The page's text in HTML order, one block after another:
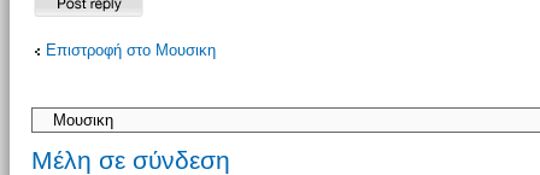
Δημιουργία
απάντησης
Επιστροφή στο Μουσικη
Μέλη σε σύνδεση